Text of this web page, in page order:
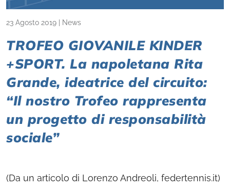
23 Agosto 2019 News
TROFEO GIOVANILE KINDER
+SPORT. La napoletana Rita
Grande, ideatrice del circuito:
“Il nostro Trofeo rappresenta
un progetto di responsabilità
sociale”
(Da un articolo di Lorenzo Andreoli, federtennis.it)